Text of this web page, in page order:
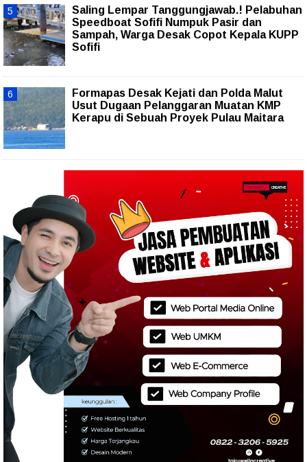
Saling Lempar Tanggungjawab.! Pelabuhan
Speedboat Sofifi Numpuk Pasir dan
Sampah, Warga Desak Copot Kepala KUPP
Sofifi
Formapas Desak Kejati dan Polda Malut
Usut Dugaan Pelanggaran Muatan KMP
Kerapu di Sebuah Proyek Pulau Maitara